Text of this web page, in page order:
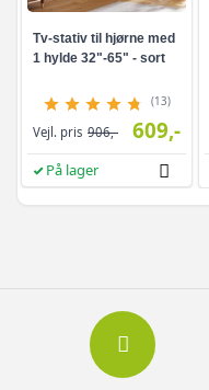
Tv-stativ til hjørne med
1 hylde 32"-65" - sort
(13)
Vejl. pris 906,- 609,-
På lager